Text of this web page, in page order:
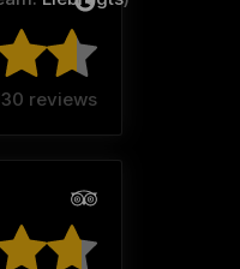
reviews